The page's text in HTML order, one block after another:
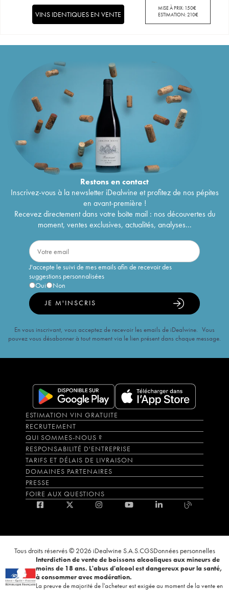
MISE À PRIX: 150€
ESTIMATION:210€
VINS IDENTIQUES EN VENTE
Restons encontact
Inscrivez-vous à la newsletter iDealwine et profitez de nos pépites
en avant-première !
Recevez directement dans votre boîte mail : nos découvertes du
moment, ventes exclusives, actualités, analyses...
J'accepte le suivi de mes emails afin de recevoir des
suggestions personnalisées
Oui
Non
JE M'INSCRIS
En vous inscrivant, vous acceptez de recevoir les emails de iDealwine. Vous
pouvez vous désabonner à tout moment via le lien présent dans chaque message.
ESTIMATION VIN GRATUITE
RECRUTEMENT
QUI SOMMES-NOUS ?
RESPONSABILITÉ D'ENTREPRISE
TARIFS ET DÉLAIS DE LIVRAISON
DOMAINES PARTENAIRES
PRESSE
FOIRE AUX QUESTIONS
Tous droits réservés © 2026 iDealwine S.A.S.CGSDonnées personnelles
Interdiction de vente de boissons alcooliques aux mineurs de
moins de 18 ans. L'abus d'alcool est dangereux pour la santé,
à consommer avec modération.
La preuve de majorité de l'acheteur est exigée au moment de la vente en